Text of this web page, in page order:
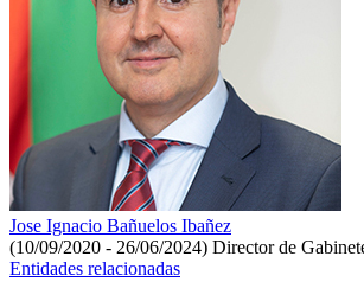
Jose Ignacio Bañuelos Ibañez
(10/09/2020 - 26/06/2024) Director de
Entidades relacionadas